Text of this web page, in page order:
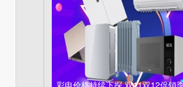
彩电价格持续下探 双11双12促销季